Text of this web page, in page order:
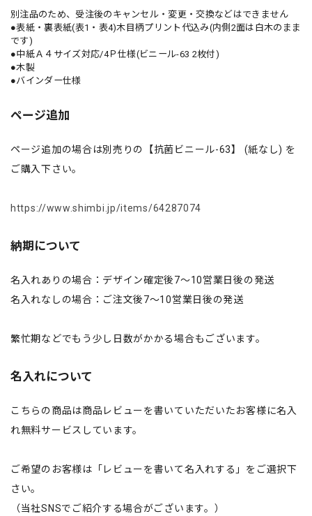
別注品のため、受注後のキャンセル・変更・交換などはできません
●表紙・裏表紙(表1・表4)木目柄プリント代込み(内側2面は白木のまま
です)
●中紙Ａ４サイズ対応/4Ｐ仕様(ビニール-63 2枚付)
●木製
●バインダー仕様
ページ追加
ページ追加の場合は別売りの【抗菌ビニール-63】 (紙なし) を
ご購入下さい。
https://www.shimbi.jp/items/64287074
納期について
名入れありの場合：デザイン確定後7～10営業日後の発送
名入れなしの場合：ご注文後7～10営業日後の発送
繁忙期などでもう少し日数がかかる場合もございます。
名入れについて
こちらの商品は商品レビューを書いていただいたお客様に名入
れ無料サービスしています。
ご希望のお客様は「レビューを書いて名入れする」をご選択下
さい。
（当社SNSでご紹介する場合がございます。）